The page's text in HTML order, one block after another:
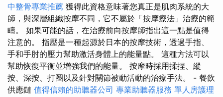
中整骨專業推薦 獲得此資格意味著您真正是肌肉系統的大
師，與深層組織按摩不同，它不屬於「按摩療法」治療的範
疇。 如果可能的話，在治療前向按摩師指出這一點是值得
注意的。 指壓是一種起源於日本的按摩技術，透過手指、
手和手肘的壓力幫助激活身體上的能量點。 這種方法可以
幫助恢復平衡並增強我們的能量。 按摩時採用揉捏、縱
按、深按、打圈以及針對關節被動活動的治療手法。 - 餐飲
供應鏈 值得信賴的助聽器公司 專業助聽器服務 單人房護理